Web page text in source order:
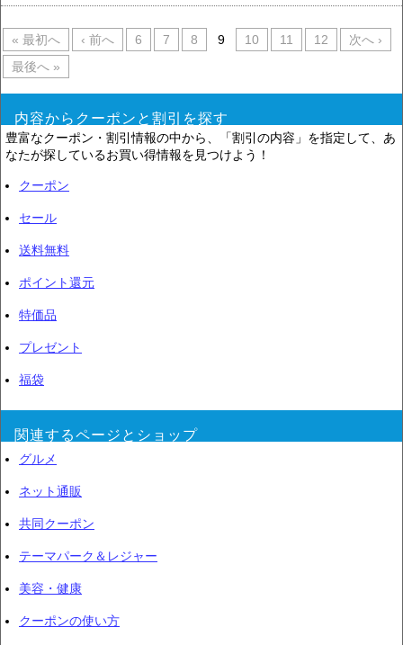
« 最初へ ‹ 前へ 6 7 8 9 10 11 12
次へ ›
最後へ »
内容からクーポンと割引を探す
豊富なクーポン・割引情報の中から、「割引の内容」を指定して、あ
なたが探しているお買い得情報を見つけよう！
クーポン
セール
送料無料
ポイント還元
特価品
プレゼント
福袋
関連するページとショップ
グルメ
ネット通販
共同クーポン
テーマパーク＆レジャー
美容・健康
クーポンの使い方